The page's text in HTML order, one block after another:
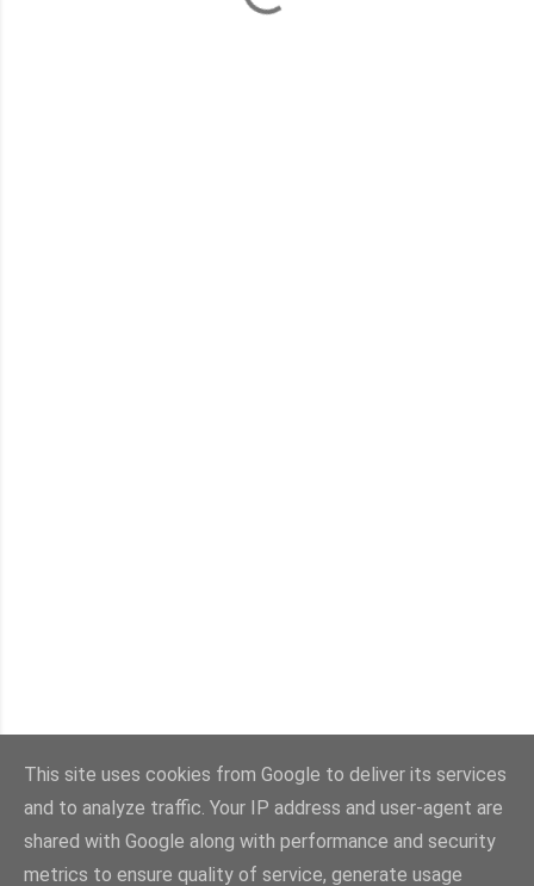
Con la tecnología de Blogger
This site uses cookies from Google to deliver its services
and to analyze traffic. Your IP address and user-agent are
shared with Google along with performance and security
metrics to ensure quality of service, generate usage